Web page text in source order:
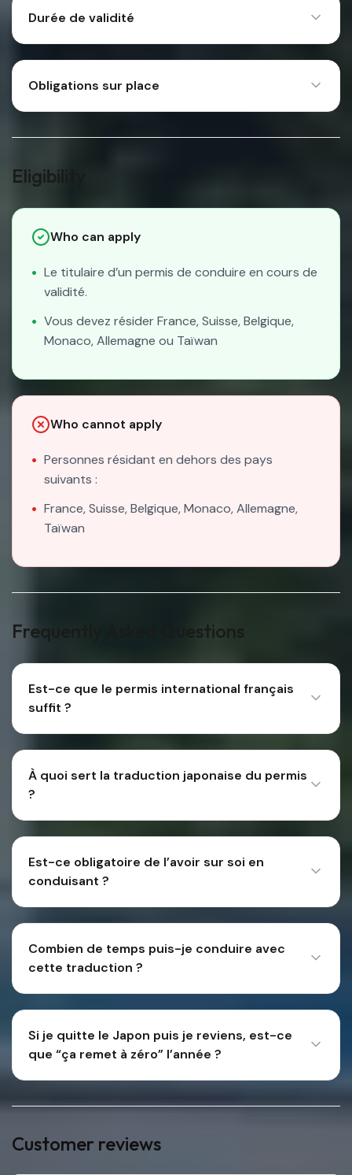
Durée de validité
Obligations sur place
Eligibility
Who can apply
Le titulaire d’un permis de conduire en cours de
validité.
Vous devez résider France, Suisse, Belgique,
Monaco, Allemagne ou Taïwan
Who cannot apply
Personnes résidant en dehors des pays
suivants :
France, Suisse, Belgique, Monaco, Allemagne,
Taïwan
Frequently Asked Questions
Est-ce que le permis international français
suffit ?
À quoi sert la traduction japonaise du permis
?
Est-ce obligatoire de l’avoir sur soi en
conduisant ?
Combien de temps puis-je conduire avec
cette traduction ?
Si je quitte le Japon puis je reviens, est-ce
que “ça remet à zéro” l’année ?
Customer reviews